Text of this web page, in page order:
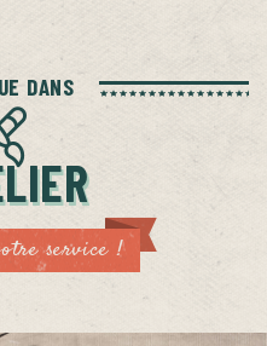
DANS
service !